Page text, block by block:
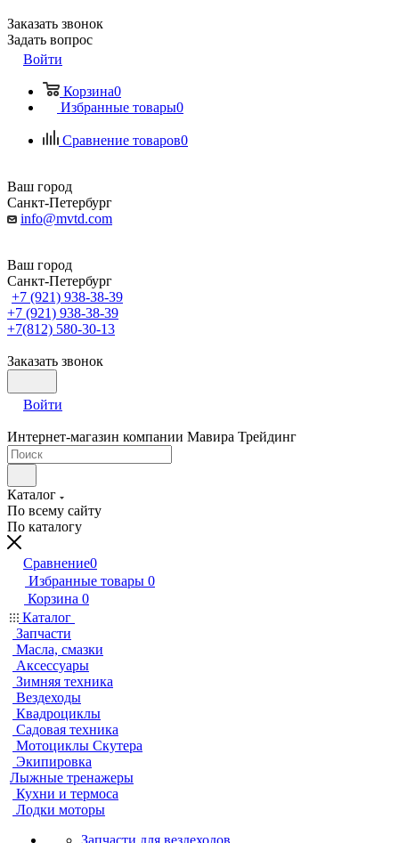
Заказать звонок
Задать вопрос
Войти
Корзина0
Избранные товары0
Сравнение товаров0
Ваш город
Санкт-Петербург
info@mvtd.com
Ваш город
Санкт-Петербург
+7 (921) 938-38-39
+7 (921) 938-38-39
+7(812) 580-30-13
Заказать звонок
Войти
Интернет-магазин компании Мавира Трейдинг
Каталог
По всему сайту
По каталогу
Сравнение0
Избранные товары 0
Корзина 0
Каталог
Запчасти
Масла, смазки
Аксессуары
Зимняя техника
Вездеходы
Квадроциклы
Садовая техника
Мотоциклы Скутера
Экипировка
Лыжные тренажеры
Кухни и термоса
Лодки моторы
Запчасти для вездеходов